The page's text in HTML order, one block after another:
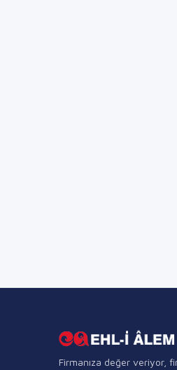
Firmanıza değer veriyor,